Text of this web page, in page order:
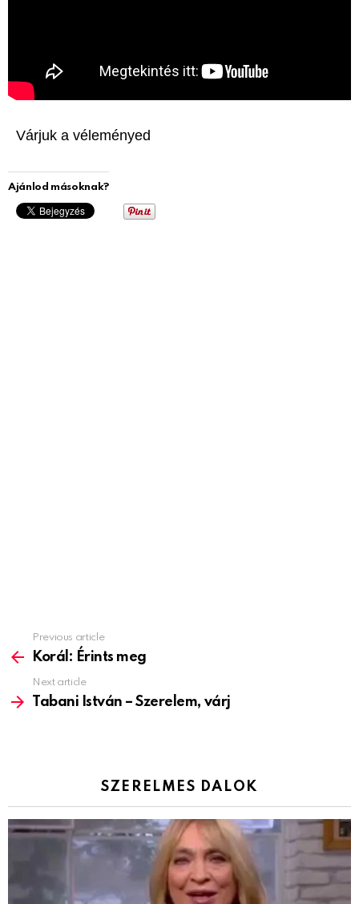
Várjuk a véleményed
Ajánlod másoknak?
more
Previous article
Korál: Érints meg
Next article
Tabani István – Szerelem, várj
SZERELMES DALOK